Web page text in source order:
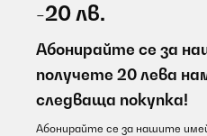
-20 лв.
Абонирайте се за
получете 20 лева
следваща покупка!
Абонирайте се за нашите